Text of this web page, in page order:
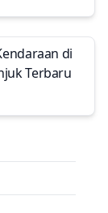
di
Terbaru